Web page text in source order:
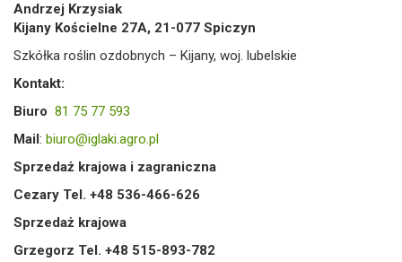
Andrzej Krzysiak
Kijany Kościelne 27A, 21-077 Spiczyn
Szkółka roślin ozdobnych – Kijany, woj. lubelskie
Kontakt:
Biuro 81 75 77 593
Mail : biuro@iglaki.agro.pl
Sprzedaż krajowa i zagraniczna
Cezary Tel. +48 536-466-626
Sprzedaż krajowa
Grzegorz Tel. +48 515-893-782